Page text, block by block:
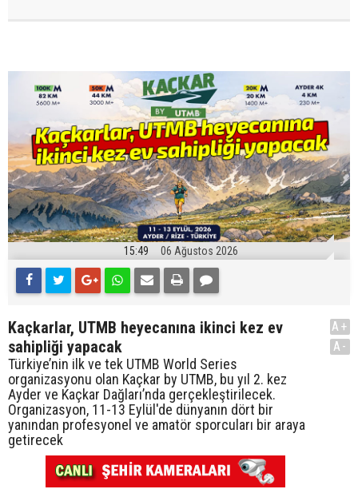
15:49 06 Ağustos 2026
Kaçkarlar, UTMB heyecanına ikinci kez ev
sahipliği yapacak
Türkiye’nin ilk ve tek UTMB World Series
organizasyonu olan Kaçkar by UTMB, bu yıl 2. kez
Ayder ve Kaçkar Dağları’nda gerçekleştirilecek.
Organizasyon, 11-13 Eylül'de dünyanın dört bir
yanından profesyonel ve amatör sporcuları bir araya
getirecek
A+
A-